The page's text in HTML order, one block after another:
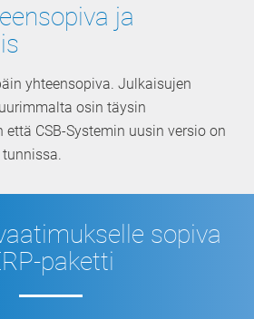
ja
yhteensopiva. Julkaisujen
osin täysin
CSB-Systemin uusin versio on
sopiva
paketti